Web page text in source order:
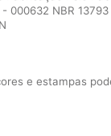
000632 NBR 13793
e estampas